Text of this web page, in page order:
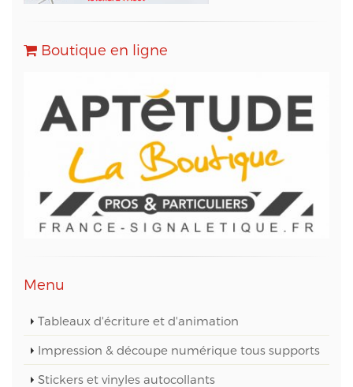
d'Emailing, Newsletters, SMS, Emails
Transactionnels (SMTP) et pour le Marketing
Automation.
Conformément à la loi « informatique et libertés »,
vous pouvez exercer votre droit d'accès aux
données vous concernant et les faire rectifier en
contactant M. Christophe PATRY, responsable
technique web et des données informatiques, au
05 56 67 68 01 ou par mail sur info@aptetude.net.
Boutique en ligne
Menu
Tableaux d'écriture et d'animation
Impression & découpe numérique tous supports
Stickers et vinyles autocollants